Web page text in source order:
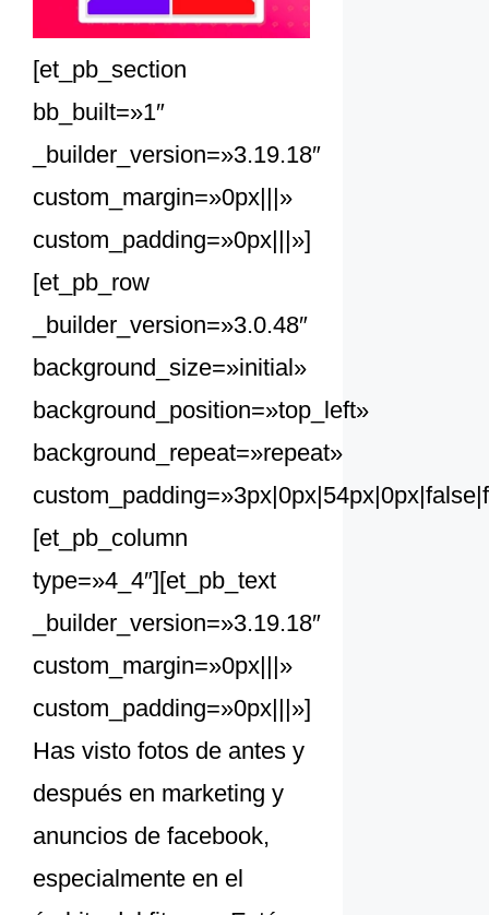
[et_pb_section
bb_built=»1″
_builder_version=»3.19.18″
custom_margin=»0px|||»
custom_padding=»0px|||»]
[et_pb_row
_builder_version=»3.0.48″
background_size=»initial»
background_position=»top_left»
background_repeat=»repeat»
[et_pb_column
type=»4_4″][et_pb_text
_builder_version=»3.19.18″
custom_margin=»0px|||»
custom_padding=»0px|||»]
Has visto fotos de antes y
después en marketing y
anuncios de facebook,
especialmente en el